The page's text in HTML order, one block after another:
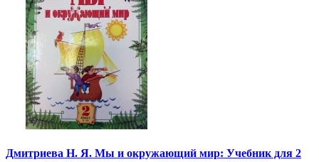
Дмитриева Н. Я. Мы и окружающий мир: Учебник для 2